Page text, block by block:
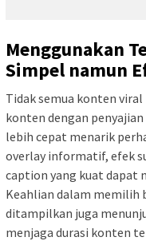
Menggunakan
Simpel namun
Tidak semua konten
konten dengan
lebih cepat menarik
overlay informatif, efek
caption yang kuat dapat
Keahlian dalam memilih
ditampilkan juga
menjaga durasi konten